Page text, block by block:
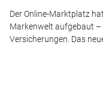
Der Online-Marktplatz
Markenwelt aufgebaut –
Versicherungen. Das